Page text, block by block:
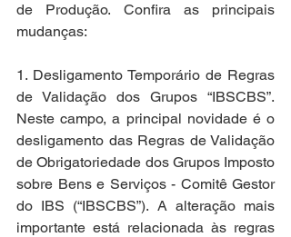
de Produção. Confira as principais
mudanças:
1. Desligamento Temporário de Regras
de Validação dos Grupos “IBSCBS”.
Neste campo, a principal novidade é o
desligamento das Regras de Validação
de Obrigatoriedade dos Grupos Imposto
sobre Bens e Serviços - Comitê Gestor
do IBS (“IBSCBS”). A alteração mais
importante está relacionada às regras